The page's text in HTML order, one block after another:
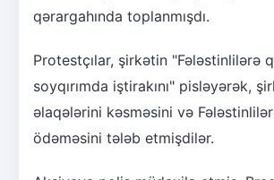
qərargahında toplanmışdı.
Protestçılar, şirkətin "Fələstinlilərə
soyqırımda iştirakını" pisləyərək,
əlaqələrini kəsməsini və
ödəməsini tələb etmişdilər.